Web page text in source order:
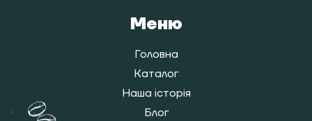
Меню
Головна
Каталог
Наша історія
Блог